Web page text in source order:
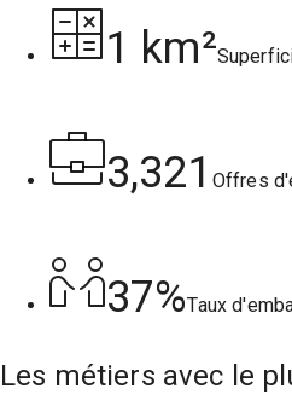
1 km²
3,321 Offres
37%Taux
Les métiers avec le